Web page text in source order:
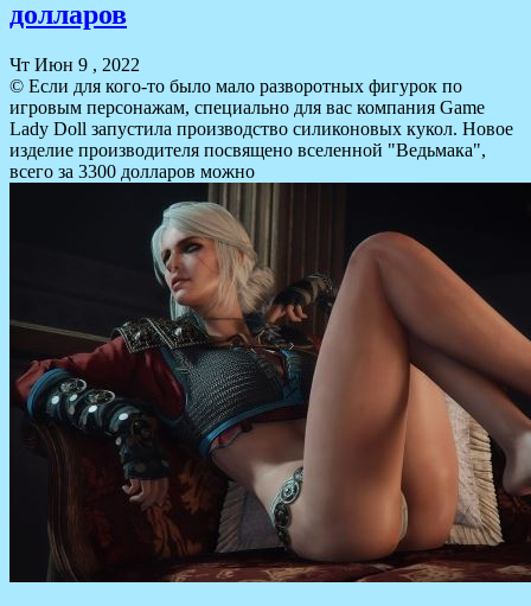
долларов
Чт Июн 9 , 2022
© Если для кого-то было мало разворотных фигурок по
игровым персонажам, специально для вас компания Game
Lady Doll запустила производство силиконовых кукол. Новое
изделие производителя посвящено вселенной "Ведьмака",
всего за 3300 долларов можно